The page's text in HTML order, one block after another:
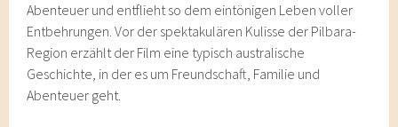
Abenteuer und entflieht so dem eintönigen Leben voller
Entbehrungen. Vor der spektakulären Kulisse der Pilbara-
Region erzählt der Film eine typisch australische
Geschichte, in der es um Freundschaft, Familie und
Abenteuer geht.